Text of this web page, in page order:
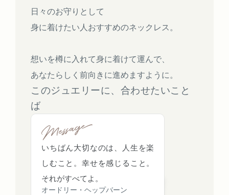
日々のお守りとして
身に着けたい人おすすめのネックレス。
想いを樽に入れて身に着けて運んで、
あなたらしく前向きに進めますように。
このジュエリーに、合わせたいこと
ば
いちばん大切なのは、人生を楽
しむこと。幸せを感じること。
それがすべてよ。
オードリー・ヘップバーン